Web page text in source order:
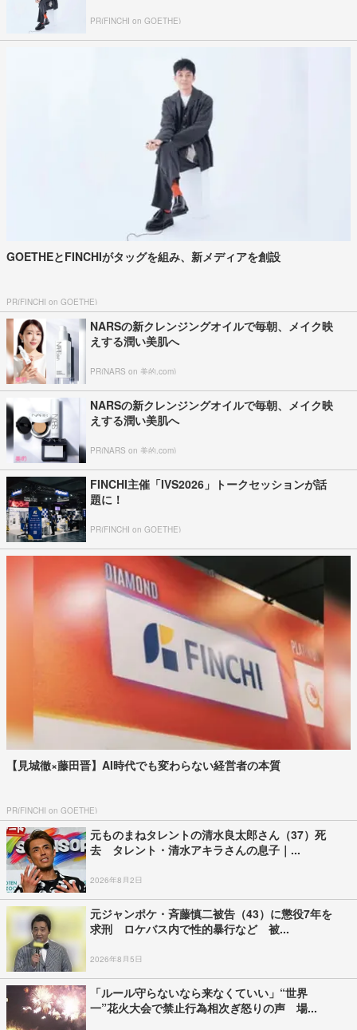
PR(FINCHI on GOETHE)
GOETHEとFINCHIがタッグを組み、新メディアを創設
PR(FINCHI on GOETHE)
NARSの新クレンジングオイルで毎朝、メイク映
えする潤い美肌へ
PR(NARS on 美的.com)
NARSの新クレンジングオイルで毎朝、メイク映
えする潤い美肌へ
PR(NARS on 美的.com)
FINCHI主催「IVS2026」トークセッションが話
題に！
PR(FINCHI on GOETHE)
【見城徹×藤田晋】AI時代でも変わらない経営者の本質
PR(FINCHI on GOETHE)
元ものまねタレントの清水良太郎さん（37）死
去 タレント・清水アキラさんの息子｜...
2026年8月2日
元ジャンポケ・斉藤慎二被告（43）に懲役7年を
求刑 ロケバス内で性的暴行など 被...
2026年8月5日
「ルール守らないなら来なくていい」“世界
一”花火大会で禁止行為相次ぎ怒りの声 場...